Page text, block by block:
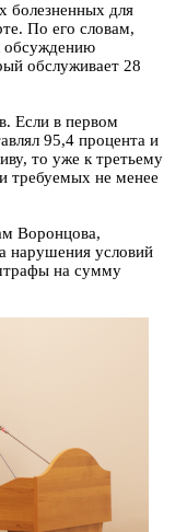
болезненных для
По его словам,
обсуждению
обслуживает 28
Если в первом
95,4 процента и
то уже к третьему
требуемых не менее
Воронцова,
нарушения условий
на сумму